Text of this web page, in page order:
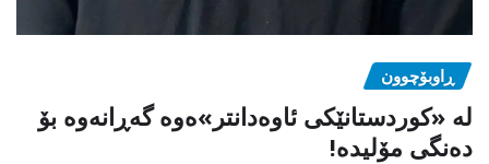
ڕاوبۆچوون
لە «کوردستانێکی ئاوەدانتر»ەوە گەڕانەوە بۆ
دەنگی مۆلیدە!